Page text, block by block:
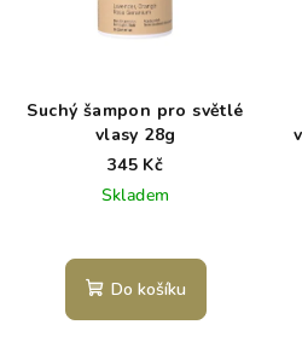
Suchý šampon pro světlé
vlasy 28g
345 Kč
Skladem
Do košíku